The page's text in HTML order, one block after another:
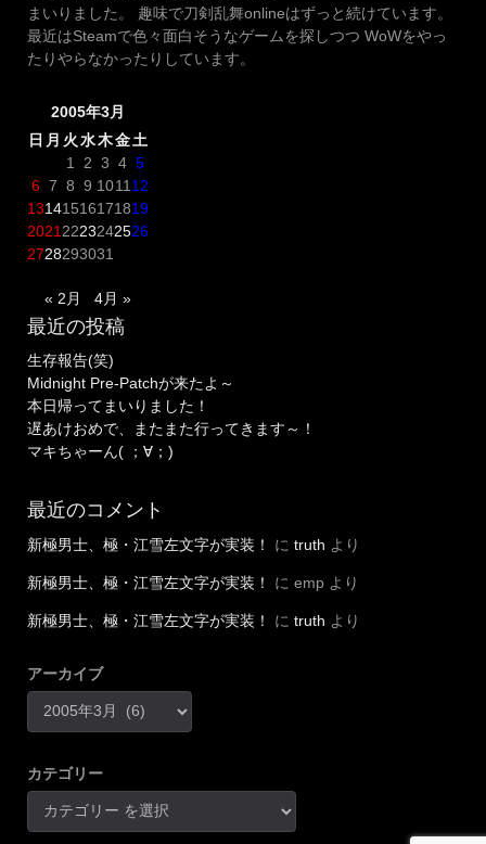
まいりました。 趣味で刀剣乱舞onlineはずっと続けています。
最近はSteamで色々面白そうなゲームを探しつつ WoWをやっ
たりやらなかったりしています。
2005年3月
日 月 火水木金土
1
2 3 4 5
6 7 8 9 1011 12
13141516171819
2021 2223242526
2728293031
« 2月 4月 »
最近の投稿
生存報告(笑)
Midnight Pre-Patchが来たよ～
本日帰ってまいりました！
遅あけおめで、またまた行ってきます～！
マキちゃーん( ；∀；)
最近のコメント
新極男士、極・江雪左文字が実装！ に truth より
新極男士、極・江雪左文字が実装！ に emp より
新極男士、極・江雪左文字が実装！ に truth より
アーカイブ
カテゴリー